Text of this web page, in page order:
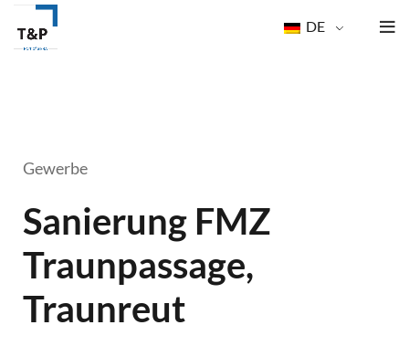
DE
Gewerbe
Sanierung FMZ
Traunpassage,
Traunreut